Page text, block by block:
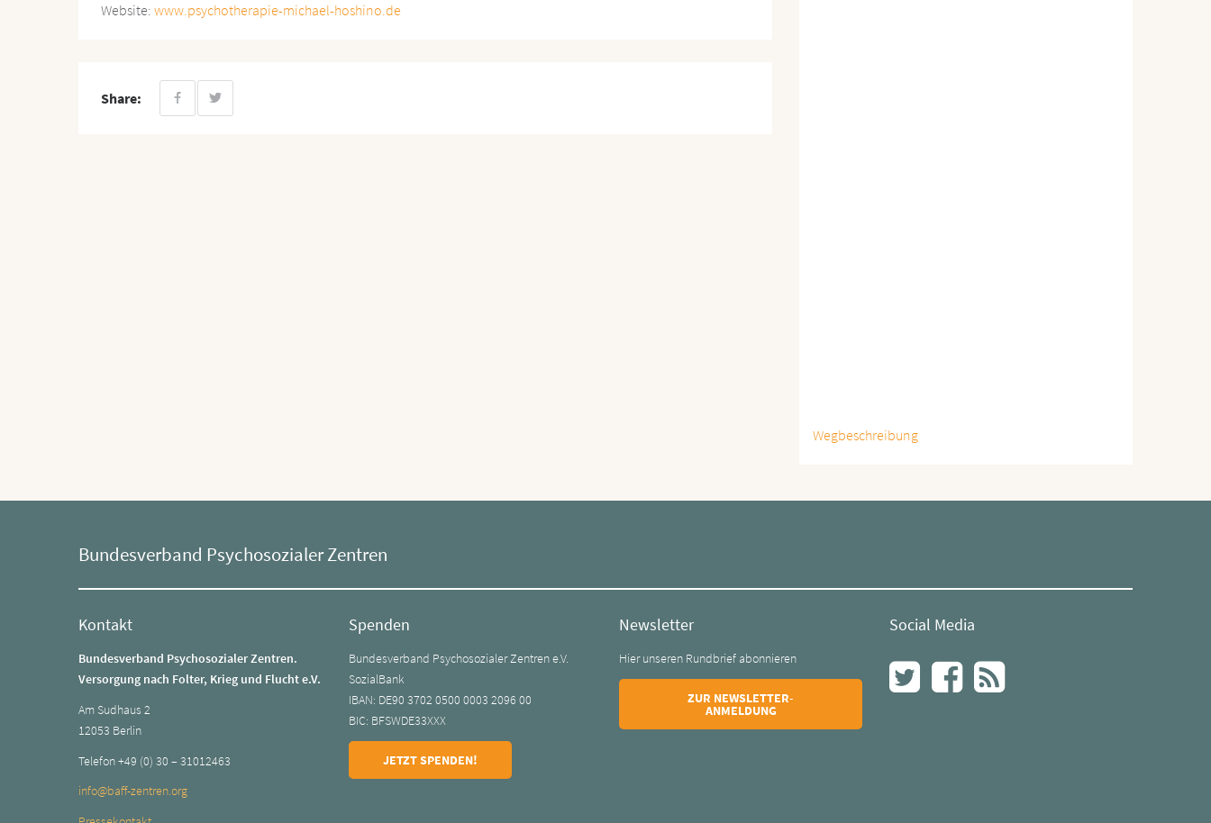
Website: www.psychotherapie-michael-hoshino.de
Share:
Wegbeschreibung
Bundesverband Psychosozialer Zentren
Kontakt
Bundesverband Psychosozialer Zentren.
Versorgung nach Folter, Krieg und Flucht e.V.
Am Sudhaus 2
12053 Berlin
Telefon +49 (0) 30 – 31012463
info@baff-zentren.org
Spenden
Bundesverband Psychosozialer Zentren e.V.
SozialBank
IBAN: DE90 3702 0500 0003 2096 00
BIC: BFSWDE33XXX
JETZT SPENDEN!
Newsletter
Hier unseren Rundbrief abonnieren
ZUR NEWSLETTER-
ANMELDUNG
Social Media